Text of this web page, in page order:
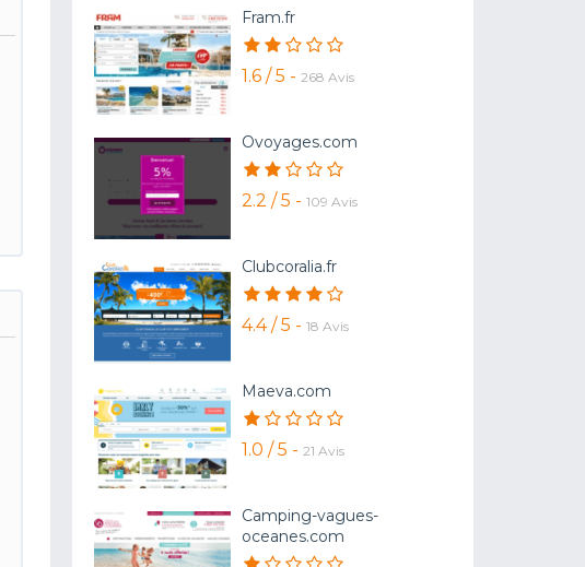
Fram.fr
1.6 / 5 - 268 Avis
Ovoyages.com
2.2 / 5 -109 Avis
Clubcoralia.fr
4.4 / 5 -18 Avis
Maeva.com
1.0 / 5 - 21 Avis
Camping-vagues-
oceanes.com